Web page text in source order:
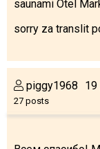
saunami Otel
sorry za translit
piggy1968
27 posts
19